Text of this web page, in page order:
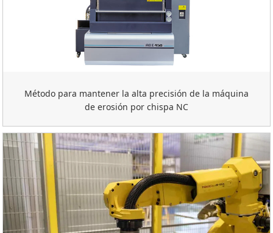
Método para mantener la alta precisión de la máquina
de erosión por chispa NC